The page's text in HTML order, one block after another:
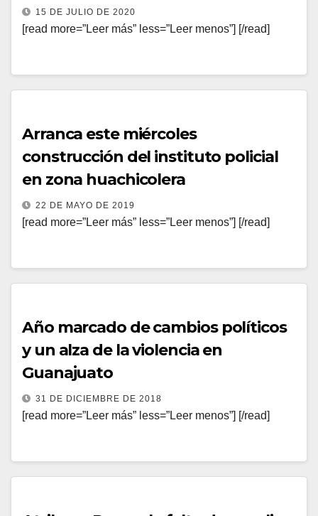
15 DE JULIO DE 2020
[read more=”Leer más” less=”Leer menos”] [/read]
Arranca este miércoles
construcción del instituto policial
en zona huachicolera
22 DE MAYO DE 2019
[read more=”Leer más” less=”Leer menos”] [/read]
Año marcado de cambios políticos
y un alza de la violencia en
Guanajuato
31 DE DICIEMBRE DE 2018
[read more=”Leer más” less=”Leer menos”] [/read]